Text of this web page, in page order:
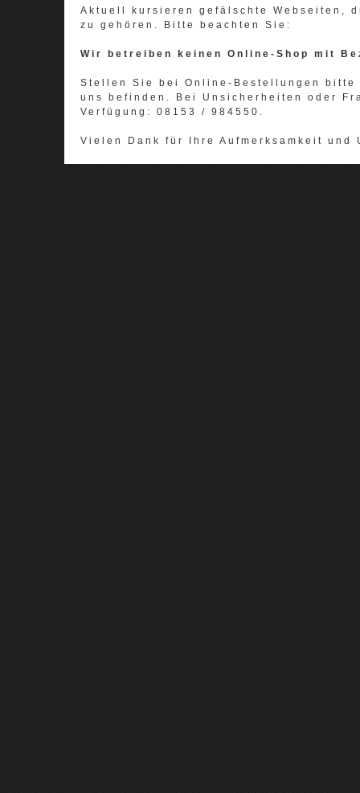
Aktuell kursieren gefälschte Webseiten,
zu gehören. Bitte beachten Sie:
Wir betreiben keinen Online-Shop mit
Stellen Sie bei Online-Bestellungen
uns befinden. Bei Unsicherheiten oder
Verfügung: 08153 / 984550.
Vielen Dank für Ihre Aufmerksamkeit und